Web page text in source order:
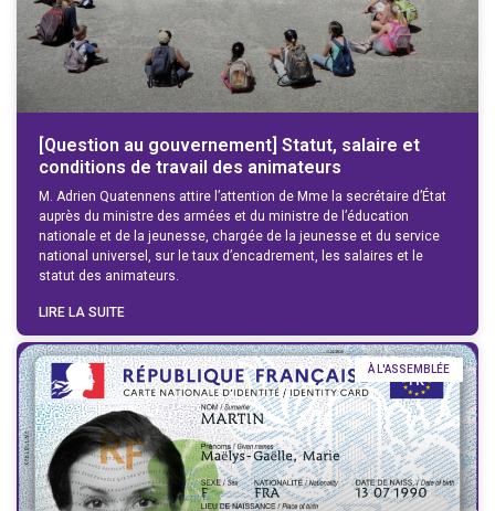
[Question au gouvernement] Statut, salaire et
conditions de travail des animateurs
M. Adrien Quatennens attire l’attention de Mme la secrétaire d’État
auprès du ministre des armées et du ministre de l’éducation
nationale et de la jeunesse, chargée de la jeunesse et du service
national universel, sur le taux d’encadrement, les salaires et le
statut des animateurs.
LIRE LA SUITE
À L'ASSEMBLÉE